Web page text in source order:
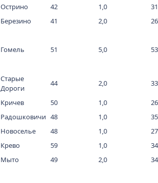
Острино 42 1,0
31
Березино 41 2,0 26
Гомель 51 5,0 53
Старые
Дороги
44 2,0 33
Кричев 50 1,0
26
Радошковичи 48 1,0
35
Новоселье 48 1,0
Крево 59 1,0
34
Мыто 49 2,0 34